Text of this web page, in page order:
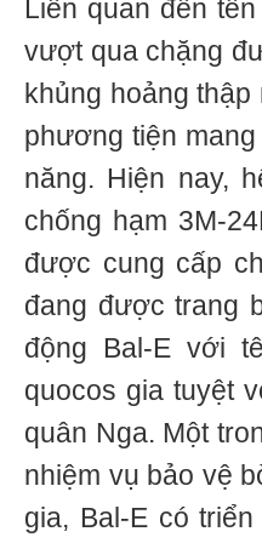
Liên quan đến
vượt qua chặng
khủng hoảng
phương tiện
năng. Hiện nay,
chống hạm 3M-
được cung cấp
đang được trang
động Bal-E với
quocos gia tuyệt
quân Nga. Một
nhiệm vụ bảo vệ
gia, Bal-E có